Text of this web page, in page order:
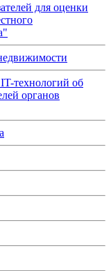
для оценки
технологий об
органов